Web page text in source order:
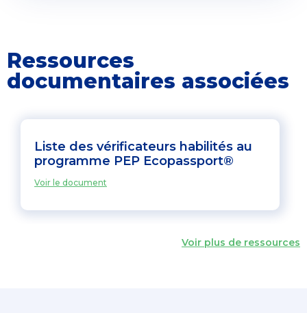
Ressources
documentaires associées
Liste des vérificateurs habilités au
programme PEP Ecopassport®
Voir le document
Voir plus de ressources